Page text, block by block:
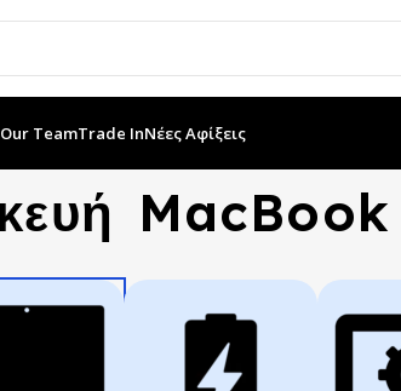
TeamTrade InΝέες Αφίξεις